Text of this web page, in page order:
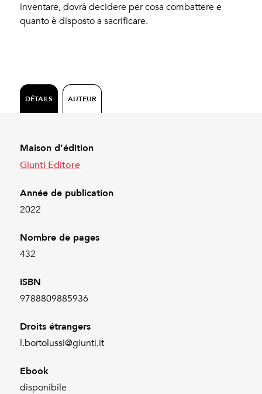
inventare, dovrà decidere per cosa combattere e
quanto è disposto a sacrificare.
DÉTAILS AUTEUR
Maison d’édition
Giunti Editore
Année de publication
2022
Nombre de pages
432
ISBN
9788809885936
Droits étrangers
l.bortolussi@giunti.it
Ebook
disponibile